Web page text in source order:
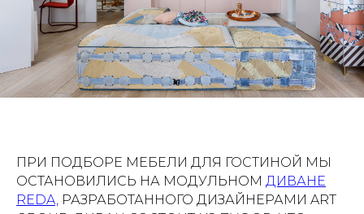
ПРИ ПОДБОРЕ МЕБЕЛИ ДЛЯ ГОСТИНОЙ МЫ
ОСТАНОВИЛИСЬ НА МОДУЛЬНОМ ДИВАНЕ
REDA, РАЗРАБОТАННОГО ДИЗАЙНЕРАМИ ART